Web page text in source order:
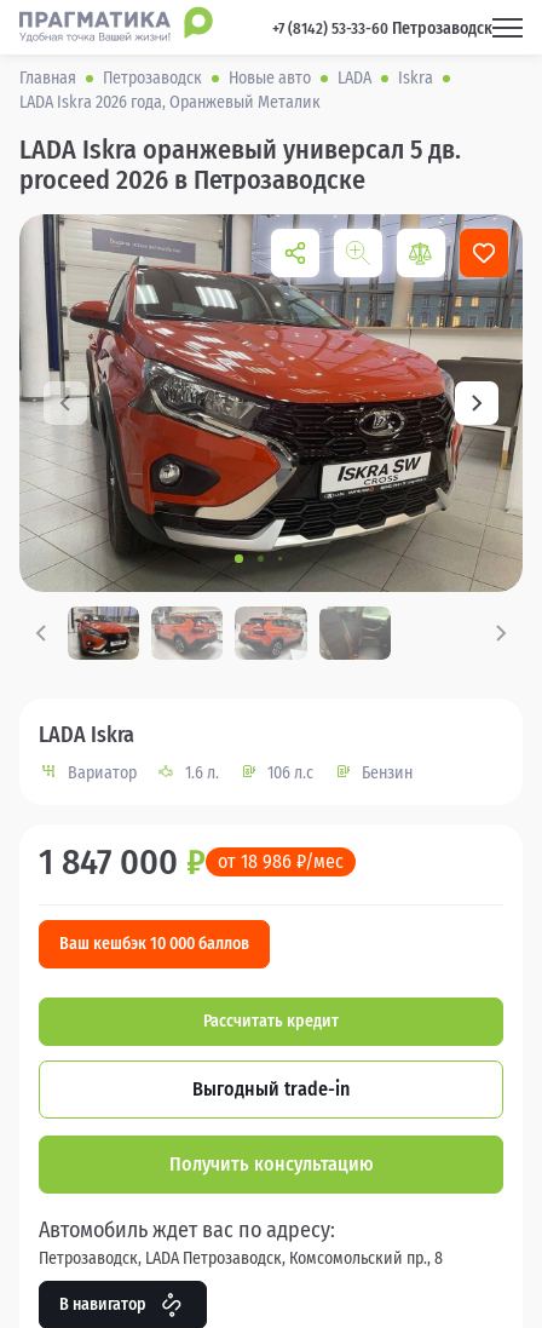
+7 (8142) 53-33-60 Петрозаводск
Главная Петрозаводск Новые авто LADA
Iskra
LADA Iskra 2026 года, Оранжевый Металик
LADA Iskra оранжевый универсал 5 дв.
proceed 2026 в Петрозаводске
LADA Iskra
Вариатор 1.6 л. 106 л.с Бензин
1 847 000 ₽ от 18 986 ₽/мес
Ваш кешбэк 10 000 баллов
Рассчитать кредит
Выгодный trade-in
Получить консультацию
Автомобиль ждет вас по адресу:
Петрозаводск, LADA Петрозаводск, Комсомольский пр., 8
В навигатор